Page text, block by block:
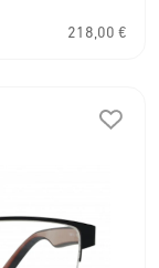
218,00 €